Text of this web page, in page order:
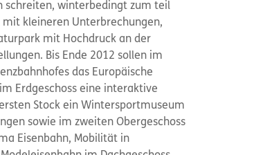
schreiten, winterbedingt zum teil
kleineren Unterbrechungen,
mit Hochdruck an der
Bis Ende 2012 sollen im
das Europäische
Erdgeschoss eine interaktive
Stock ein Wintersportmuseum
sowie im zweiten Obergeschoss
Eisenbahn, Mobilität in